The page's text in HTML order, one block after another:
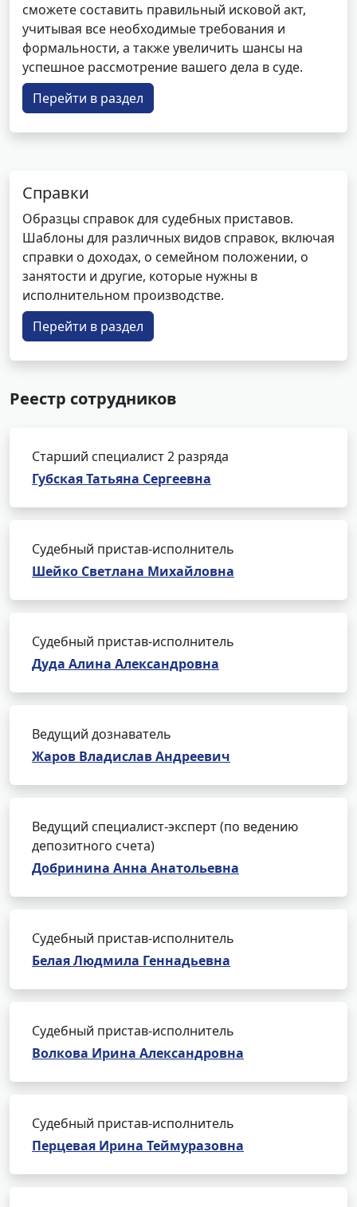
сможете составить правильный исковой акт,
учитывая все необходимые требования и
формальности, а также увеличить шансы на
успешное рассмотрение вашего дела в суде.
Перейти в раздел
Справки
Образцы справок для судебных приставов.
Шаблоны для различных видов справок, включая
справки о доходах, о семейном положении, о
занятости и другие, которые нужны в
исполнительном производстве.
Перейти в раздел
Реестр сотрудников
Старший специалист 2 разряда
Губская Татьяна Сергеевна
Судебный пристав-исполнитель
Шейко Светлана Михайловна
Судебный пристав-исполнитель
Дуда Алина Александровна
Ведущий дознаватель
Жаров Владислав Андреевич
Ведущий специалист-эксперт (по ведению
депозитного счета)
Добринина Анна Анатольевна
Судебный пристав-исполнитель
Белая Людмила Геннадьевна
Судебный пристав-исполнитель
Волкова Ирина Александровна
Судебный пристав-исполнитель
Перцевая Ирина Теймуразовна